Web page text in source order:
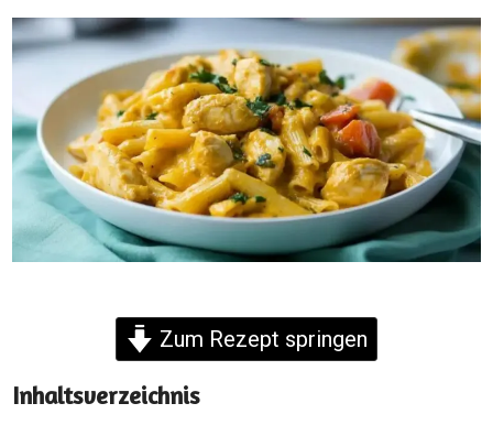
Zum Rezept springen
Inhaltsverzeichnis